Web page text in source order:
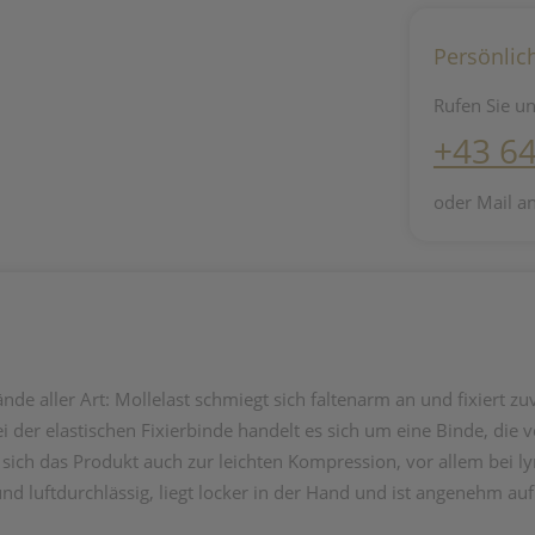
Rufen Sie
+43
oder Mail
aller Art: Mollelast schmiegt sich faltenarm an und fixiert
elastischen Fixierbinde handelt es sich um eine Binde, die
das Produkt auch zur leichten Kompression, vor allem bei
luftdurchlässig, liegt locker in der Hand und ist angenehm